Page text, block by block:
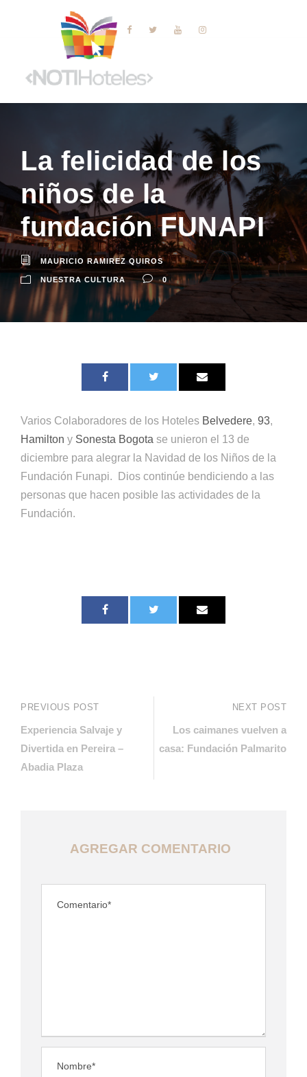
La felicidad de los
niños de la
fundación FUNAPI
MAURICIO RAMIREZ QUIROS
NUESTRA CULTURA 0
Varios Colaboradores de los Hoteles Belvedere, 93,
Hamilton y Sonesta Bogota se unieron el 13 de
diciembre para alegrar la Navidad de los Niños de la
Fundación Funapi. Dios continúe bendiciendo a las
personas que hacen posible las actividades de la
Fundación.
PREVIOUS POST
Experiencia Salvaje y
Divertida en Pereira –
Abadia Plaza
NEXT POST
Los caimanes vuelven a
casa: Fundación Palmarito
AGREGAR COMENTARIO